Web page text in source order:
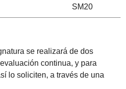
SM20
se realizará de dos
continua, y para
lo soliciten, a través de una